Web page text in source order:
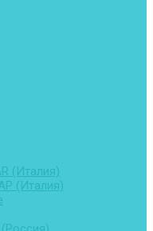
(Италия)
(Италия)